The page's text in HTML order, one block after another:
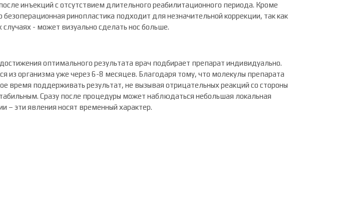
инъекций с отсутствием длительного реабилитационного периода. Кроме
ринопластика подходит для незначительной коррекции, так как
- может визуально сделать нос больше.
оптимального результата врач подбирает препарат индивидуально.
организма уже через 6-8 месяцев. Благодаря тому, что молекулы препарата
время поддерживать результат, не вызывая отрицательных реакций со стороны
Сразу после процедуры может наблюдаться небольшая локальная
– эти явления носят временный характер.